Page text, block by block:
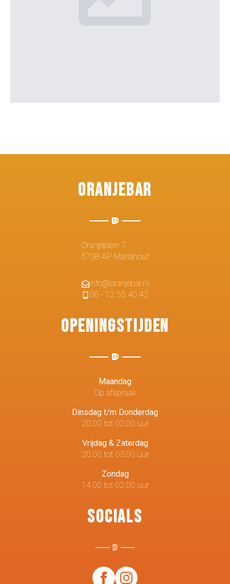
Oranjebar
Oranjeplein 7
5738 AP Mariahout
info@oranjebar.nl
06 - 12 55 40 42
Openingstijden
Maandag
Op afspraak
Dinsdag t/m Donderdag
20.00 tot 02.00 uur
Vrijdag & Zaterdag
20.00 tot 03.00 uur
Zondag
14.00 tot 02.00 uur
Socials